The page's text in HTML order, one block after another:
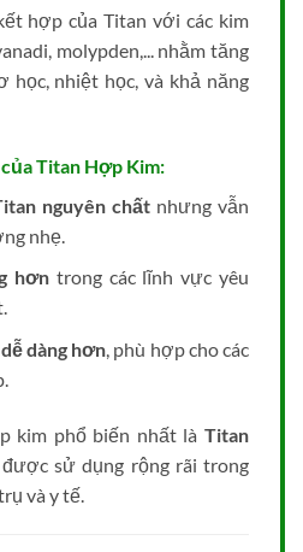
hợp của Titan với các kim
molypden,... nhằm tăng
học, nhiệt học, và khả năng
Titan Hợp Kim:
nguyên chấtnhưng vẫn
nhẹ.
hơn trong các lĩnh vực yêu
dàng hơn , phù hợp cho các
kim phổ biến nhất là Titan
, được sử dụng rộng rãi trong
và y tế.